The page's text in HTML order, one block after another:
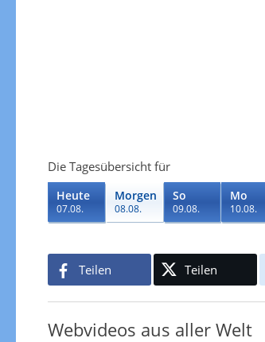
Die Tagesübersicht für
Heute
07.08.
Morgen
08.08.
So
09.08.
Mo
10.08.
Teilen Teilen
Webvideos aus aller Welt